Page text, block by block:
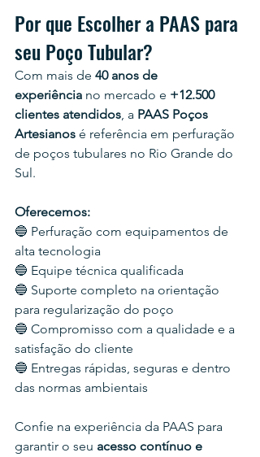
Por que Escolher a PAAS para
seu Poço Tubular?
Com mais de 40 anos de
experiência no mercado e +12.500
clientes atendidos, a PAAS Poços
Artesianos é referência em perfuração
de poços tubulares no Rio Grande do
Sul.
Oferecemos:
🔵 Perfuração com equipamentos de
alta tecnologia
🔵 Equipe técnica qualificada
🔵 Suporte completo na orientação
para regularização do poço
🔵 Compromisso com a qualidade e a
satisfação do cliente
🔵 Entregas rápidas, seguras e dentro
das normas ambientais
Confie na experiência da PAAS para
garantir o seu acesso contínuo e